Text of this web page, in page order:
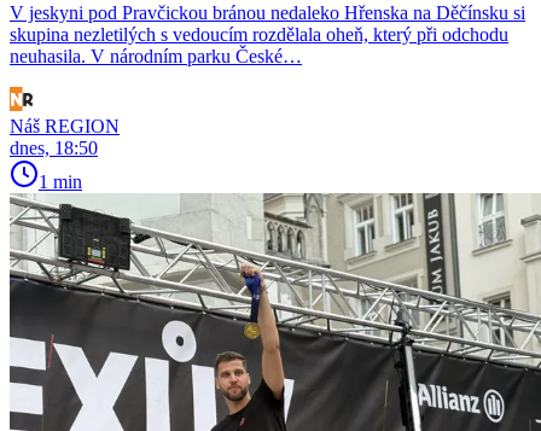
V jeskyni pod Pravčickou bránou nedaleko Hřenska na Děčínsku si
skupina nezletilých s vedoucím rozdělala oheň, který při odchodu
neuhasila. V národním parku České…
Náš REGION
dnes, 18:50
1 min